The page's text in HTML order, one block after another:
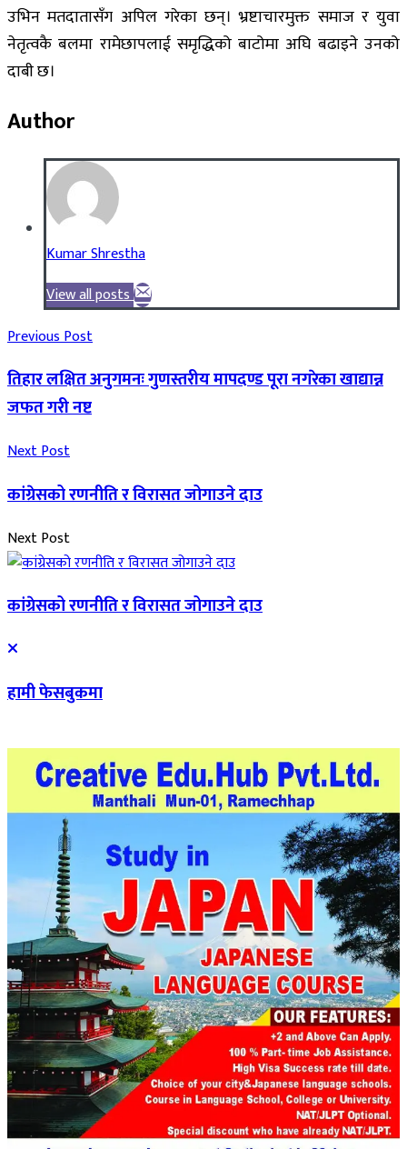
उभिन मतदातासँग अपिल गरेका छन्। भ्रष्टाचारमुक्त समाज र युवा
नेतृत्वकै बलमा रामेछापलाई समृद्धिको बाटोमा अघि बढाइने उनको
दाबी छ।
Author
Kumar Shrestha
View all posts
Previous Post
तिहार लक्षित अनुगमनः गुणस्तरीय मापदण्ड पूरा नगरेका खाद्यान्न
जफत गरी नष्ट
Next Post
कांग्रेसको रणनीति र विरासत जोगाउने दाउ
Next Post
कांग्रेसको रणनीति र विरासत जोगाउने दाउ
हामी फेसबुकमा